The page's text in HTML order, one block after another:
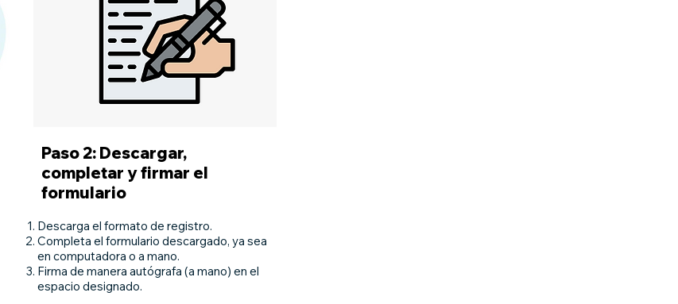
Paso 2: Descargar,
completar y firmar el
formulario
Descarga el formato de registro.
Completa el formulario descargado, ya sea
en computadora o a mano.
Firma de manera autógrafa (a mano) en el
espacio designado.